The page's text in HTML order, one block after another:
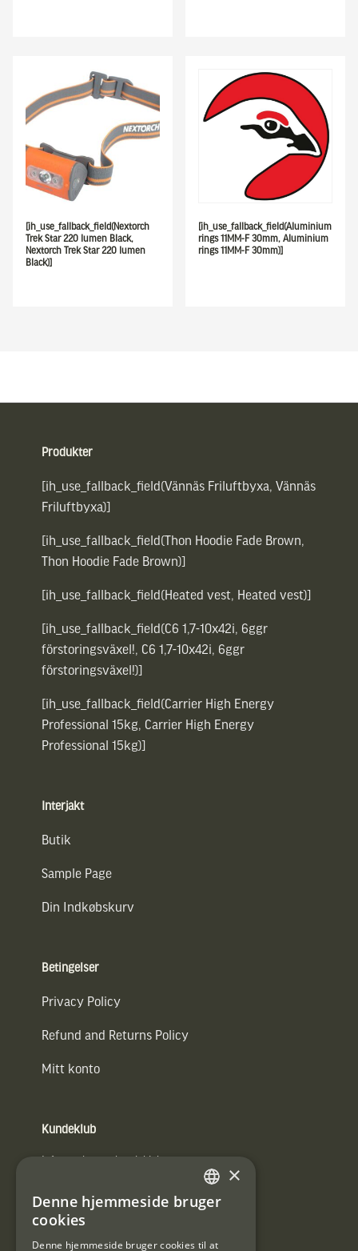
[ih_use_fallback_field(Nextorch
Trek Star 220 lumen Black,
Nextorch Trek Star 220 lumen
Black)]
[ih_use_fallback_field(Aluminium
rings 11MM-F 30mm, Aluminium
rings 11MM-F 30mm)]
Produkter
[ih_use_fallback_field(Vännäs Friluftbyxa, Vännäs
Friluftbyxa)]
[ih_use_fallback_field(Thon Hoodie Fade Brown,
Thon Hoodie Fade Brown)]
[ih_use_fallback_field(Heated vest, Heated vest)]
[ih_use_fallback_field(C6 1,7-10x42i, 6ggr
förstoringsväxel!, C6 1,7-10x42i, 6ggr
förstoringsväxel!)]
[ih_use_fallback_field(Carrier High Energy
Professional 15kg, Carrier High Energy
Professional 15kg)]
Interjakt
Butik
Sample Page
Din Indkøbskurv
Betingelser
Privacy Policy
Refund and Returns Policy
Mitt konto
Kundeklub
E-
post
SWEDISH
×
Denne hjemmeside bruger
cookies
Denne hjemmeside bruger cookies til at